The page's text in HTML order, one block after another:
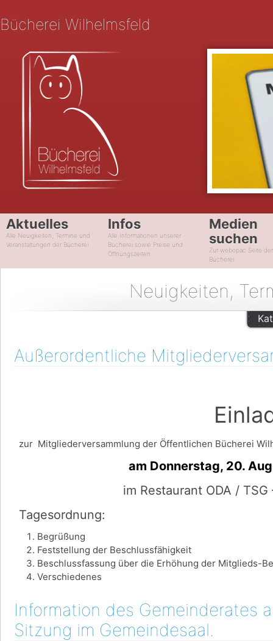
Bücherei Wilhelmsfeld
Aktuelles
Alle Neuigkeiten, Termine und
Veranstaltungen der Bücherei
Infos
Alle Informationen unserer
Bücherei sowie Preise und
Öffnungszeiten
Medien
suchen
Zur webopac Seite der
Bücherei.
Neuigkeiten,
Außerordentliche
zur Mitgliederversammlung der Öffentlichen Bücherei
am Donnerstag, 20. August
im Restaurant ODA /
Tagesordnung:
Begrüßung
Feststellung der Beschlussfähigkeit
Beschlussfassung über die Erhöhung der Mitglieds-
Verschiedenes
Information des Gemeinderates
Sitzung im Gemeindesaal.